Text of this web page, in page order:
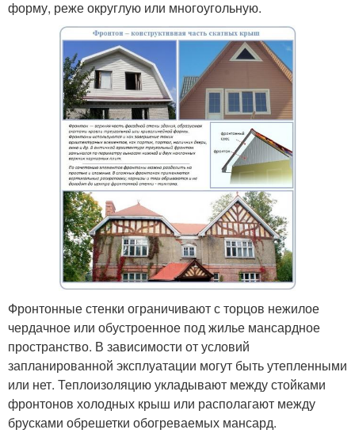
форму, реже округлую или многоугольную.
Фронтонные стенки ограничивают с торцов нежилое
чердачное или обустроенное под жилье мансардное
пространство. В зависимости от условий
запланированной эксплуатации могут быть утепленными
или нет. Теплоизоляцию укладывают между стойками
фронтонов холодных крыш или располагают между
брусками обрешетки обогреваемых мансард.